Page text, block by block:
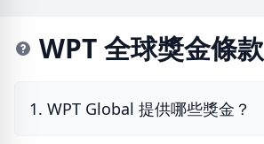
WPT 全球獎金條款
1. WPT Global 提供哪些獎金？